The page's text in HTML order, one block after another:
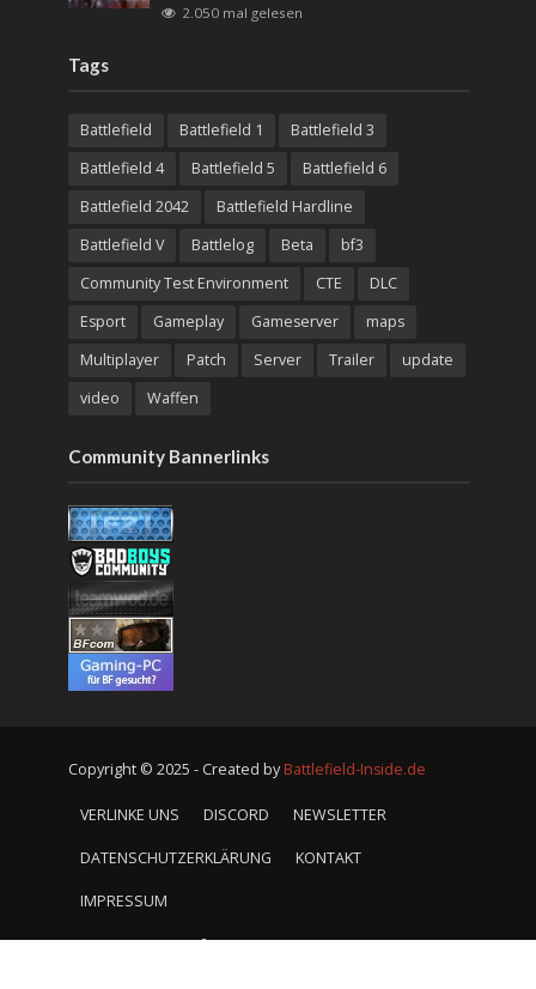
2.050 mal gelesen
Tags
Battlefield Battlefield 1
Battlefield 3
Battlefield 4
Battlefield 5
Battlefield 6
Battlefield 2042
Battlefield Hardline
Battlefield V
Battlelog Beta
bf3
Community Test Environment
CTE
DLC
Esport
Gameplay Gameserver
maps
Multiplayer
Patch Server Trailer
update
video
Waffen
Community Bannerlinks
Copyright © 2025 - Created by Battlefield-Inside.de
VERLINKE UNS DISCORD NEWSLETTER
DATENSCHUTZERKLÄRUNG KONTAKT
IMPRESSUM